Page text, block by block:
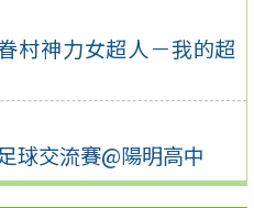
村神力女超人－我的超
球交流賽@陽明高中